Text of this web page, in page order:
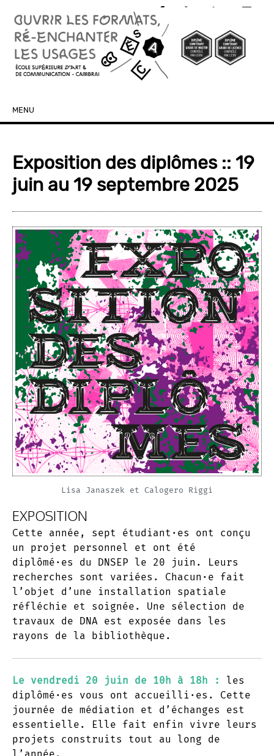
MENU
Exposition des diplômes :: 19
juin au 19 septembre 2025
Lisa Janaszek et Calogero Riggi
EXPOSITION
Cette année, sept étudiant·es ont conçu
un projet personnel et ont été
diplômé·es du DNSEP le 20 juin. Leurs
recherches sont variées. Chacun·e fait
l’objet d’une installation spatiale
réfléchie et soignée. Une sélection de
travaux de DNA est exposée dans les
rayons de la bibliothèque.
Le vendredi 20 juin de 10h à 18h :
les
diplômé·es vous ont accueilli·es. Cette
journée de médiation et d’échanges est
essentielle. Elle fait enfin vivre leurs
projets construits tout au long de